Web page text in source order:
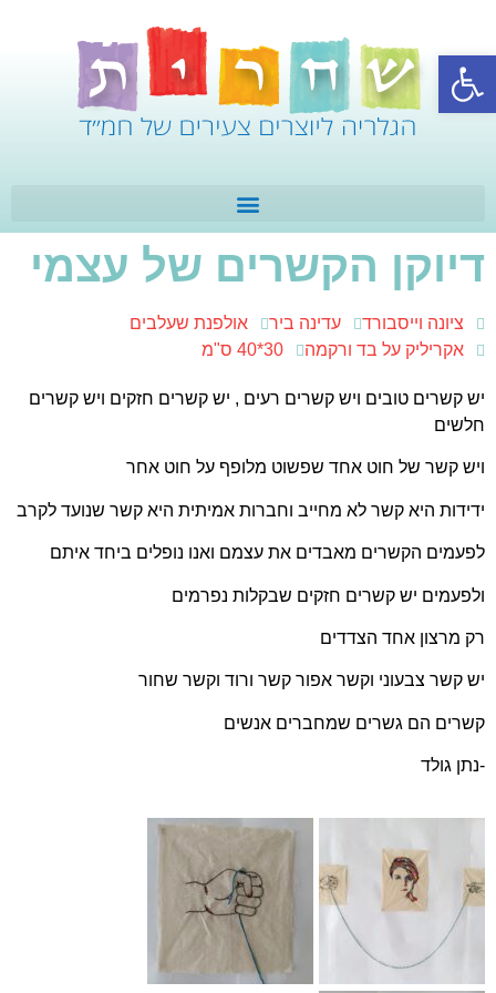
פתח סרגל נגישות
דיוקן הקשרים של עצמי
ציונה וייסבורד עדינה ביר
אולפנת שעלבים
אקריליק על בד ורקמה
30*40 ס"מ
יש קשרים טובים ויש קשרים רעים , יש קשרים חזקים ויש קשרים
חלשים
ויש קשר של חוט אחד שפשוט מלופף על חוט אחר
ידידות היא קשר לא מחייב וחברות אמיתית היא קשר שנועד לקרב
לפעמים הקשרים מאבדים את עצמם ואנו נופלים ביחד איתם
ולפעמים יש קשרים חזקים שבקלות נפרמים
רק מרצון אחד הצדדים
יש קשר צבעוני וקשר אפור קשר ורוד וקשר שחור
קשרים הם גשרים שמחברים אנשים
-נתן גולד